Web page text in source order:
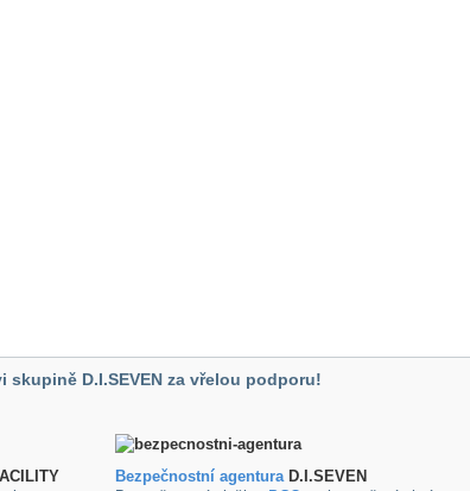
skupině D.I.SEVEN za vřelou podporu!
Bezpečnostní agenturaD.I.SEVEN